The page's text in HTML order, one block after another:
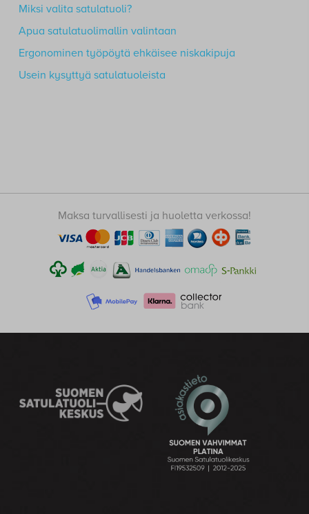
Miksi valita satulatuoli?
Apua satulatuolimallin valintaan
Ergonominen työpöytä ehkäisee niskakipuja
Usein kysyttyä satulatuoleista
Maksa turvallisesti ja huoletta verkossa!